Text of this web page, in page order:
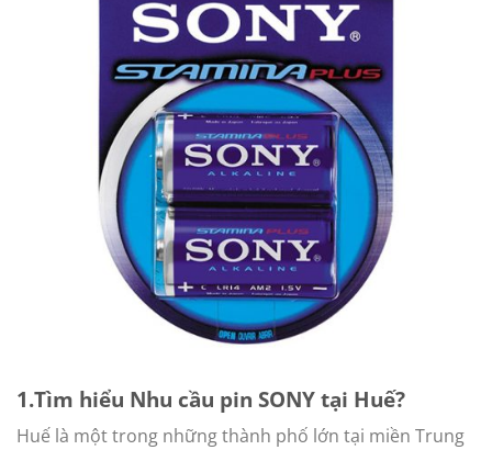
1.Tìm hiểu Nhu cầu pin SONY tại Huế?
Huế là một trong những thành phố lớn tại miền Trung